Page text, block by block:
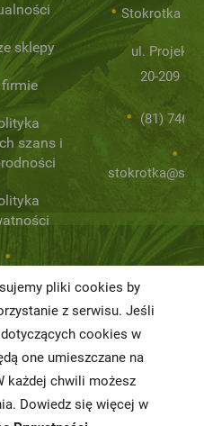
sklepy
firmie
szans i
o
Stokrotka
ul.
20-209
(81) 746
pliki cookies by
z serwisu. Jeśli
cookies w
one umieszczane na
każdej chwili możesz
Dowiedz się więcej w